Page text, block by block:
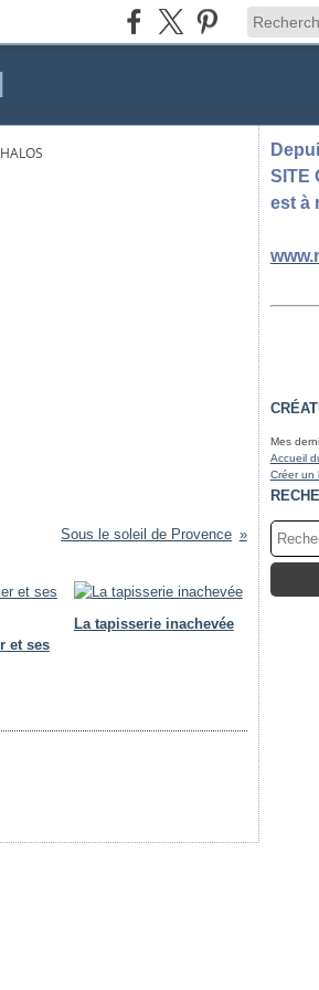
Sous le soleil de Provence
et ses
La tapisserie inachevée
SITE
est à
Mes
Accueil
Créer un